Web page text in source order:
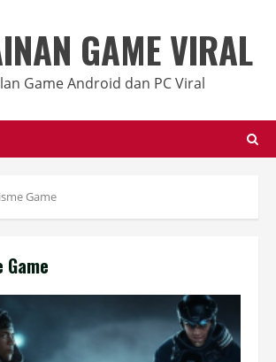
GAME VIRAL
Game Android dan PC Viral
Game